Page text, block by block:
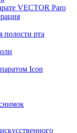
VECTOR Paro
полости рта
Icon